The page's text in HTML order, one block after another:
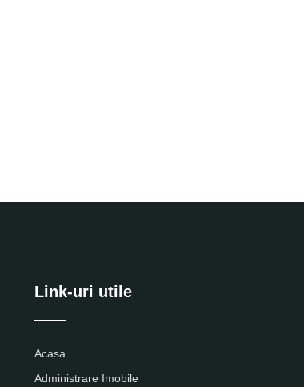
Link-uri utile
Acasa
Administrare Imobile